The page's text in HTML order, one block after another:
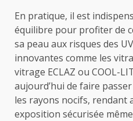
En pratique, il est
équilibre pour profiter de
sa peau aux risques des
innovantes comme les
vitrage ECLAZ ou COOL-
aujourd’hui de faire
les rayons nocifs, rendant
exposition sécurisée